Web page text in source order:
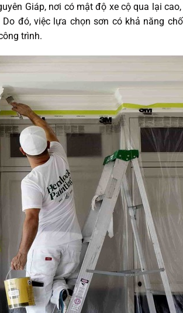
Giáp, nơi có mật độ xe cộ qua lại
đó, việc lựa chọn sơn có khả năng
trình.